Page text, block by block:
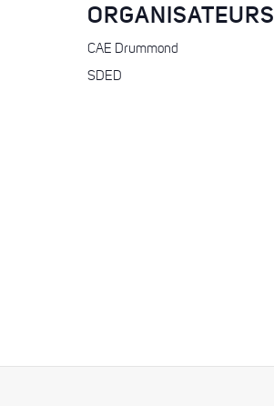
ORGANISATEURS
CAE Drummond
SDED